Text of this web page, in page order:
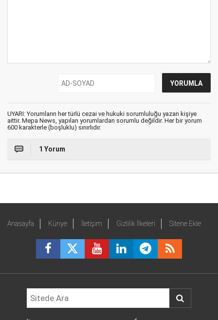
UYARI: Yorumların her türlü cezai ve hukuki sorumluluğu yazan kişiye
aittir. Mepa News, yapılan yorumlardan sorumlu değildir. Her bir yorum
600 karakterle (boşluklu) sınırlıdır.
1 Yorum
Anasayfa Künye İletişim Gizlilik İlkeleri Sitene Ekle